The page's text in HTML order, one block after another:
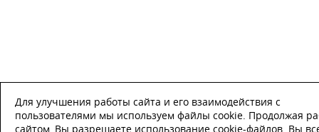
Для улучшения работы сайта и его взаимодействия с
пользователями мы используем файлы cookie. Продолжая
сайтом, Вы разрешаете использование cookie-файлов. Вы